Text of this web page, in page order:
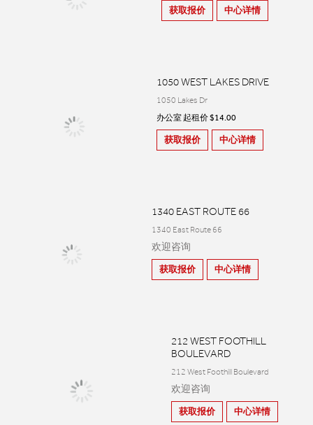
获取报价 中心详情
1050 WEST LAKES DRIVE
1050 Lakes Dr
办公室 起租价 $14.00
获取报价 中心详情
1340 EAST ROUTE 66
1340 East Route 66
欢迎咨询
获取报价 中心详情
212 WEST FOOTHILL
BOULEVARD
212 West Foothill Boulevard
欢迎咨询
获取报价 中心详情